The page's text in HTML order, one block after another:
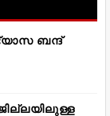
ബന്ദ്